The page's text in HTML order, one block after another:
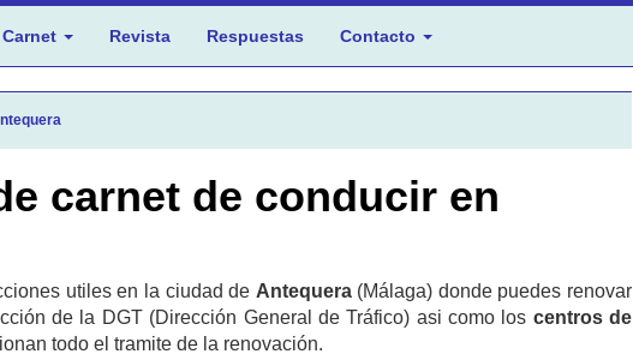
Revista Respuestas Contacto
carnet de conducir en
utiles en la ciudad de Antequera(Málaga) donde puedes renovar
de la DGT (Dirección General de Tráfico) asi como los centros de
todo el tramite de la renovación.